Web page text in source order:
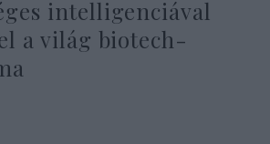
intelligenciával
a világ biotech-